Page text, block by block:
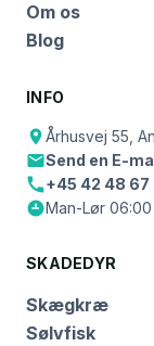
Om os
Blog
INFO
Århusvej 55,
Send en E-
+45 42 48 67
Man-Lør
SKADEDYR
Skægkræ
Sølvfisk